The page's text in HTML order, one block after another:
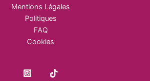
Mentions Légales
Politiques
FAQ
Cookies